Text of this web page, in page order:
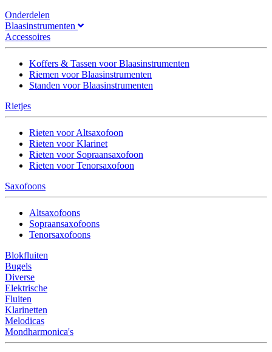
Onderdelen
Blaasinstrumenten
Accessoires
Koffers & Tassen voor Blaasinstrumenten
Riemen voor Blaasinstrumenten
Standen voor Blaasinstrumenten
Rietjes
Rieten voor Altsaxofoon
Rieten voor Klarinet
Rieten voor Sopraansaxofoon
Rieten voor Tenorsaxofoon
Saxofoons
Altsaxofoons
Sopraansaxofoons
Tenorsaxofoons
Blokfluiten
Bugels
Diverse
Elektrische
Fluiten
Klarinetten
Melodicas
Mondharmonica's